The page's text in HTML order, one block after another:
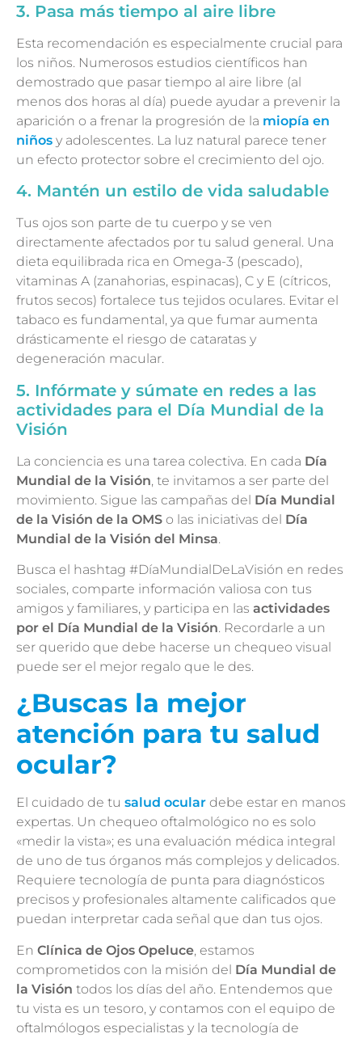
3. Pasa más tiempo al aire libre
Esta recomendación es especialmente crucial para
los niños. Numerosos estudios científicos han
demostrado que pasar tiempo al aire libre (al
menos dos horas al día) puede ayudar a prevenir la
aparición o a frenar la progresión de la miopía en
niños y adolescentes. La luz natural parece tener
un efecto protector sobre el crecimiento del ojo.
4. Mantén un estilo de vida saludable
Tus ojos son parte de tu cuerpo y se ven
directamente afectados por tu salud general. Una
dieta equilibrada rica en Omega-3 (pescado),
vitaminas A (zanahorias, espinacas), C y E (cítricos,
frutos secos) fortalece tus tejidos oculares. Evitar el
tabaco es fundamental, ya que fumar aumenta
drásticamente el riesgo de cataratas y
degeneración macular.
5. Infórmate y súmate en redes a las
actividades para el Día Mundial de la
Visión
La conciencia es una tarea colectiva. En cada Día
Mundial de la Visión, te invitamos a ser parte del
movimiento. Sigue las campañas del Día Mundial
de la Visión de la OMS o las iniciativas del Día
Mundial de la Visión del Minsa.
Busca el hashtag #DíaMundialDeLaVisión en redes
sociales, comparte información valiosa con tus
amigos y familiares, y participa en las actividades
por el Día Mundial de la Visión. Recordarle a un
ser querido que debe hacerse un chequeo visual
puede ser el mejor regalo que le des.
¿Buscas la mejor
atención para tu salud
ocular?
El cuidado de tu salud ocular debe estar en manos
expertas. Un chequeo oftalmológico no es solo
«medir la vista»; es una evaluación médica integral
de uno de tus órganos más complejos y delicados.
Requiere tecnología de punta para diagnósticos
precisos y profesionales altamente calificados que
puedan interpretar cada señal que dan tus ojos.
En Clínica de Ojos Opeluce, estamos
comprometidos con la misión del Día Mundial de
la Visión todos los días del año. Entendemos que
tu vista es un tesoro, y contamos con el equipo de
oftalmólogos especialistas y la tecnología de